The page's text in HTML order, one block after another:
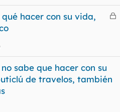
C
a
qué hacer con su vida,
sabe que hacer con su
de travelos, también